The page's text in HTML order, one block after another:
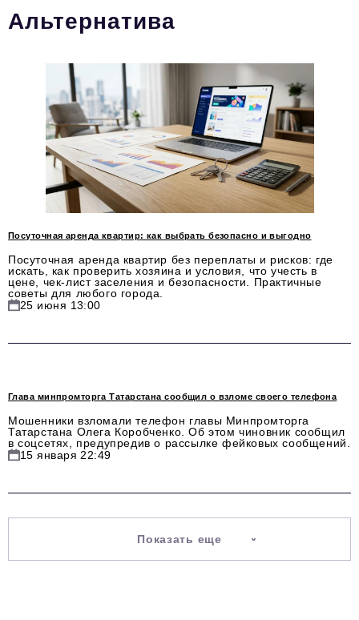
Стиль жизни
Персона номера
Инфраструктура развития
Технологии тренды
Импортозамещение
Инвестиции
ОПК
Телефон редакции:+7 495 727-01-67
Электронные почты редакции:
Информационный отдел
info@business-magazine.online
podpiska@business-magazine.online
Альтернатива
Посуточная аренда квартир: как выбрать безопасно и выгодно
Посуточная аренда квартир без переплаты и рисков: где
искать, как проверить хозяина и условия, что учесть в
цене, чек-лист заселения и безопасности. Практичные
советы для любого города.
25 июня 13:00
Глава минпромторга Татарстана сообщил о взломе своего телефона
Мошенники взломали телефон главы Минпромторга
Татарстана Олега Коробченко. Об этом чиновник сообщил
в соцсетях, предупредив о рассылке фейковых сообщений.
15 января 22:49
Показать еще